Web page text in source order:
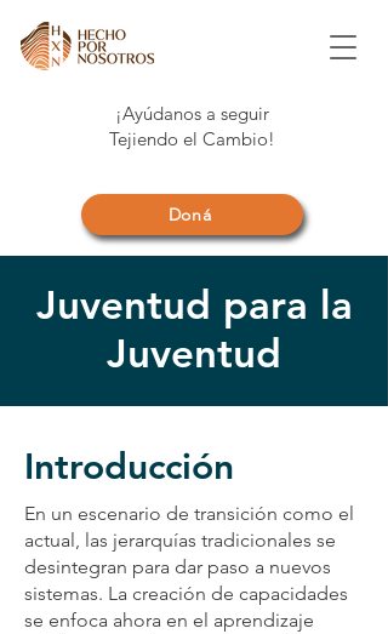
¡Ayúdanos a seguir
Tejiendo el Cambio!
Doná
Juventud para la
Juventud
Introducción
En un escenario de transición como el
actual, las jerarquías tradicionales se
desintegran para dar paso a nuevos
sistemas. La creación de capacidades
se enfoca ahora en el aprendizaje